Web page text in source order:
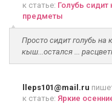
к статье: Голубь сидит
предметы
Просто сидит голубь на
кыш...остался ...
lleps101@mail.ru
к статье: Яркие